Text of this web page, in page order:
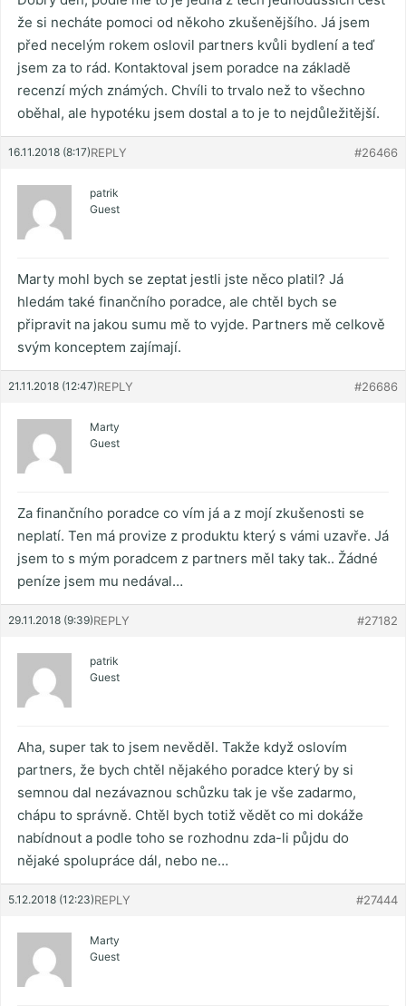
že si necháte pomoci od někoho zkušenějšího. Já jsem
před necelým rokem oslovil partners kvůli bydlení a teď
jsem za to rád. Kontaktoval jsem poradce na základě
recenzí mých známých. Chvíli to trvalo než to všechno
oběhal, ale hypotéku jsem dostal a to je to nejdůležitější.
16.11.2018 (8:17) #26466
REPLY
patrik
Guest
Marty mohl bych se zeptat jestli jste něco platil? Já
hledám také finančního poradce, ale chtěl bych se
připravit na jakou sumu mě to vyjde. Partners mě celkově
svým konceptem zajímají.
21.11.2018 (12:47) #26686
REPLY
Marty
Guest
Za finančního poradce co vím já a z mojí zkušenosti se
neplatí. Ten má provize z produktu který s vámi uzavře. Já
jsem to s mým poradcem z partners měl taky tak.. Žádné
peníze jsem mu nedával…
29.11.2018 (9:39) #27182
REPLY
patrik
Guest
Aha, super tak to jsem nevěděl. Takže když oslovím
partners, že bych chtěl nějakého poradce který by si
semnou dal nezávaznou schůzku tak je vše zadarmo,
chápu to správně. Chtěl bych totiž vědět co mi dokáže
nabídnout a podle toho se rozhodnu zda-li půjdu do
nějaké spolupráce dál, nebo ne…
5.12.2018 (12:23) #27444
REPLY
Marty
Guest